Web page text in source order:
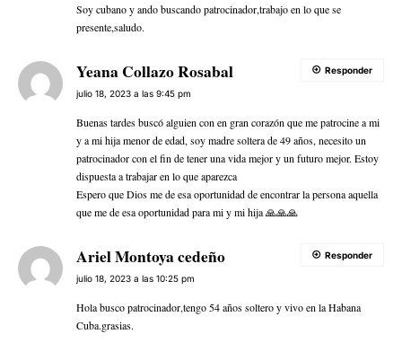
Soy cubano y ando buscando patrocinador,trabajo en lo que se
presente,saludo.
Yeana Collazo Rosabal
julio 18, 2023 a las 9:45 pm
Buenas tardes buscó alguien con en gran corazón que me patrocine a mi
y a mi hija menor de edad, soy madre soltera de 49 años, necesito un
patrocinador con el fin de tener una vida mejor y un futuro mejor. Estoy
dispuesta a trabajar en lo que aparezca
Espero que Dios me de esa oportunidad de encontrar la persona aquella
que me de esa oportunidad para mi y mi hija 🙏🙏🙏
Responder
Ariel Montoya cedeño
julio 18, 2023 a las 10:25 pm
Hola busco patrocinador,tengo 54 años soltero y vivo en la Habana
Cuba.grasias.
Responder